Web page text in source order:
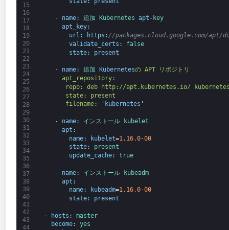
15
16
17
18
19
20
21
22
23
24
25
26
27
28
29
30
31
32
33
34
35
36
37
38
39
40
41
42
43
44
- name: 追加 Kubernetes apt - key
apt_key:
url : https : //packages.cloud.google.com/apt/
validate_certs :
false
state: present
- name: 追加 Kubernetesの APT リポジトリ
apt_repository:
repo: deb http://apt.kubernetes.io/
state: present
filename: ' kubernetes '
- name: インストール
kubelet
apt :
name: kubelet=1.16.0-00
state:
present
update_cache: true
- name: インストール
kubeadm
apt :
name: kubeadm=1.16.0-00
state: present
- hosts :
master
become:
yes